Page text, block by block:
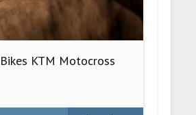
KTM Motocross